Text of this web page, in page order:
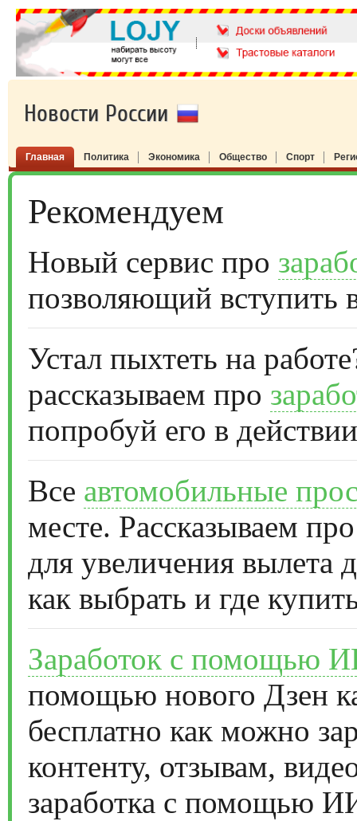
Новости России
Главная Политика Экономика Общество Спорт
Рекомендуем
Новый сервис про
позволяющий вступить
Устал пыхтеть на
рассказываем про
попробуй его в
Все автомобильные
месте. Рассказываем
для увеличения вылета
как выбрать и где
Заработок с помощью
помощью нового Дзен
бесплатно как можно
контенту, отзывам,
заработка с помощью